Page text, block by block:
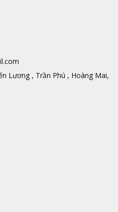
Lương , Trần Phú , Hoàng Mai,